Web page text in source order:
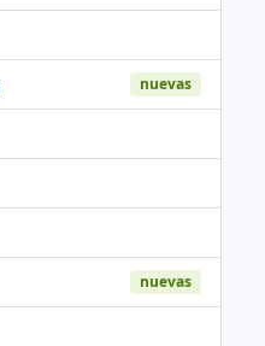
nuevas
nuevas